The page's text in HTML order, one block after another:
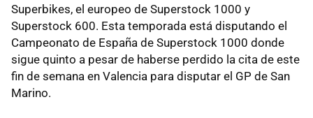
Superbikes, el europeo de Superstock 1000 y
Superstock 600. Esta temporada está disputando el
Campeonato de España de Superstock 1000 donde
sigue quinto a pesar de haberse perdido la cita de este
fin de semana en Valencia para disputar el GP de San
Marino.